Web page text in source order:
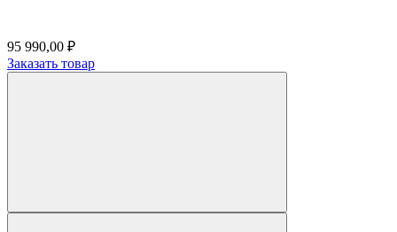
95 990,00 ₽
Заказать товар